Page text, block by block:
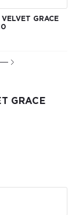
GRACE
GRACE